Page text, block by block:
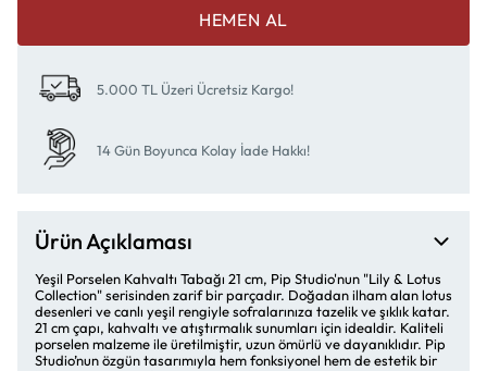
HEMEN AL
5.000 TL Üzeri Ücretsiz Kargo!
14 Gün Boyunca Kolay İade Hakkı!
Ürün Açıklaması
Yeşil Porselen Kahvaltı Tabağı 21 cm, Pip Studio'nun "Lily & Lotus
Collection" serisinden zarif bir parçadır. Doğadan ilham alan lotus
desenleri ve canlı yeşil rengiyle sofralarınıza tazelik ve şıklık katar.
21 cm çapı, kahvaltı ve atıştırmalık sunumları için idealdir. Kaliteli
porselen malzeme ile üretilmiştir, uzun ömürlü ve dayanıklıdır. Pip
Studio’nun özgün tasarımıyla hem fonksiyonel hem de estetik bir